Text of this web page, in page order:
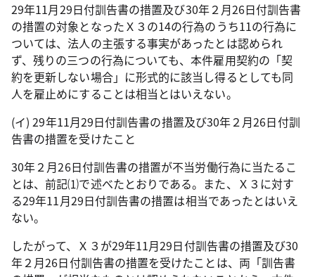
29年11月29日付訓告書の措置及び30年２月26日付訓告書
の措置の対象となったＸ３の14の行為のうち11の行為に
ついては、法人の主張する事実があったとは認められ
ず、残りの三つの行為についても、本件雇用契約の「契
約を更新しない場合」に形式的に該当し得るとしても同
人を雇止めにすることは相当とはいえない。
(イ) 29年11月29日付訓告書の措置及び30年２月26日付訓
告書の措置を受けたこと
30年２月26日付訓告書の措置が不当労働行為に当たるこ
とは、前記⑴で述べたとおりである。また、Ｘ３に対す
る29年11月29日付訓告書の措置は相当であったとはいえ
ない。
したがって、Ｘ３が29年11月29日付訓告書の措置及び30
年２月26日付訓告書の措置を受けたことは、両「訓告書